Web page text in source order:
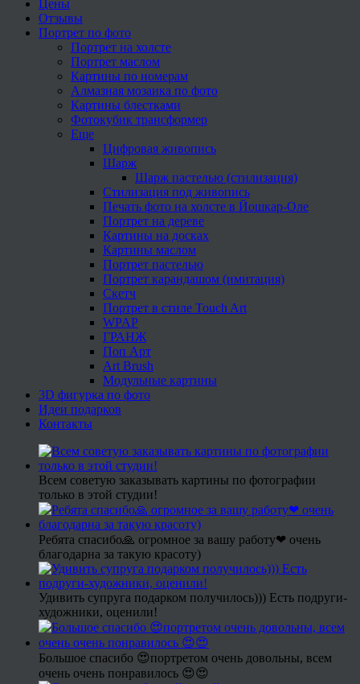
Цены
Отзывы
Портрет по фото
Портрет на холсте
Портрет маслом
Картины по номерам
Алмазная мозаика по фото
Картины блестками
Фотокубик трансформер
Еще
Цифровая живопись
Шарж
Шарж пастелью (стилизация)
Стилизация под живопись
Печать фото на холсте в Йошкар-Оле
Портрет на дереве
Картины на досках
Картины маслом
Портрет пастелью
Портрет карандашом (имитация)
Скетч
Портрет в стиле Touch Art
WPAP
ГРАНЖ
Поп Арт
Art Brush
Модульные картины
3D фигурка по фото
Идеи подарков
Контакты
Всем советую заказывать картины по фотографии
только в этой студии!
Ребята спасибо🙏 огромное за вашу работу❤ очень
благодарна за такую красоту)
Удивить супруга подарком получилось))) Есть подруги-
художники, оценили!
Большое спасибо 😍портретом очень довольны, всем
очень очень понравилось 😍😍